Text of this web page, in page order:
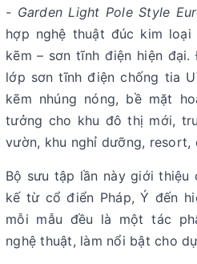
- Garden Light Pole Style
hợp nghệ thuật đúc kim
kẽm – sơn tĩnh điện hiện
lớp sơn tĩnh điện chống tia
kẽm nhúng nóng, bề mặt
tưởng cho khu đô thị mới,
vườn, khu nghỉ dưỡng, resort,
Bộ sưu tập lần này giới thiệu
kế từ cổ điển Pháp, Ý đến
mỗi mẫu đều là một tác
nghệ thuật, làm nổi bật cho